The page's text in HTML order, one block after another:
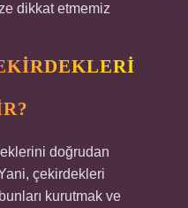
dikkat etmemiz
doğrudan
çekirdekleri
kurutmak ve